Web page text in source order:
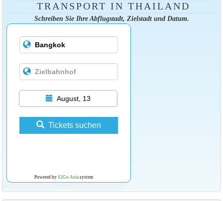
TRANSPORT IN THAILAND
Schreiben Sie Ihre Abflugstadt, Zielstadt und Datum.
August, 13
Tickets suchen
Powered by 12Go Asiasystem